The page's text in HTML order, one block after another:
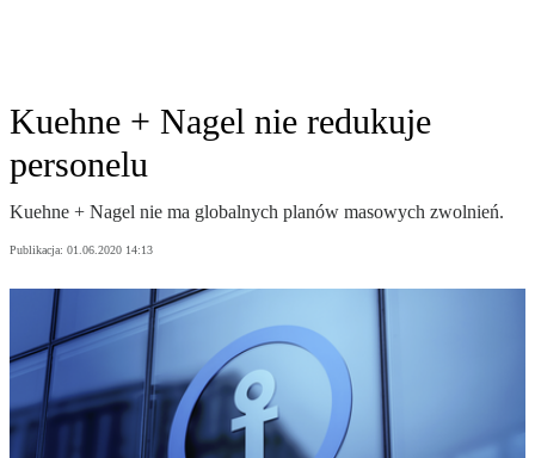
Kuehne + Nagel nie redukuje
personelu
Kuehne + Nagel nie ma globalnych planów masowych zwolnień.
Publikacja: 01.06.2020 14:13